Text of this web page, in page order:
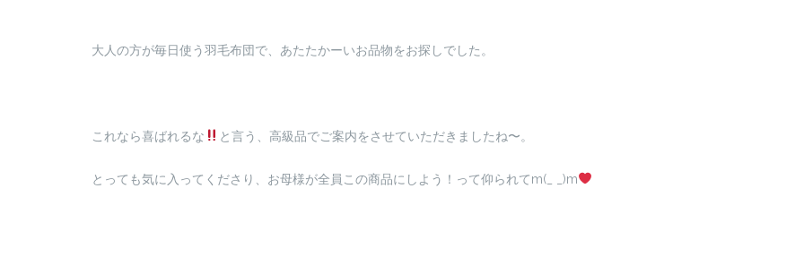
大人の方が毎日使う羽毛布団で、あたたかーいお品物をお探しでした。
これなら喜ばれるな と言う、高級品でご案内をさせていただきましたね〜。
とっても気に入ってくださり、お母様が全員この商品にしよう！って仰られてm(_ _)m